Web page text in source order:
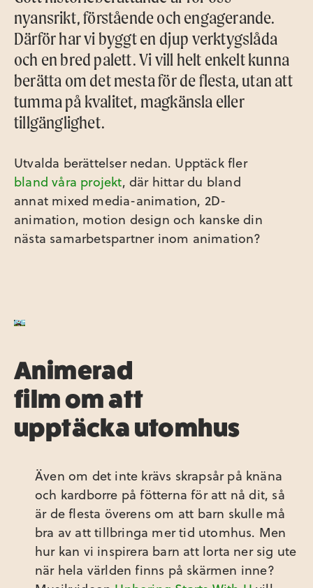
nyansrikt, förstående och engagerande.
Därför har vi byggt en djup verktygslåda
och en bred palett. Vi vill helt enkelt kunna
berätta om det mesta för de flesta, utan att
tumma på kvalitet, magkänsla eller
tillgänglighet.
Utvalda berättelser nedan. Upptäck fler
bland våra projekt, där hittar du bland
annat mixed media-animation, 2D-
animation, motion design och kanske din
nästa samarbetspartner inom animation?
Animerad
film om att
upptäcka utomhus
Även om det inte krävs skrapsår på knäna
och kardborre på fötterna för att nå dit, så
är de flesta överens om att barn skulle må
bra av att tillbringa mer tid utomhus. Men
hur kan vi inspirera barn att lorta ner sig ute
när hela världen finns på skärmen inne?